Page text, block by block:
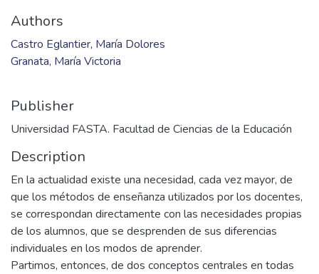
Authors
Castro Eglantier, María Dolores
Granata, María Victoria
Publisher
Universidad FASTA. Facultad de Ciencias de la Educación
Description
En la actualidad existe una necesidad, cada vez mayor, de
que los métodos de enseñanza utilizados por los docentes,
se correspondan directamente con las necesidades propias
de los alumnos, que se desprenden de sus diferencias
individuales en los modos de aprender.
Partimos, entonces, de dos conceptos centrales en todas